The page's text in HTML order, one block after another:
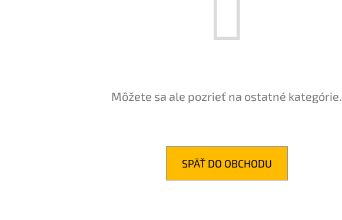
Môžete sa ale pozrieť na ostatné kategórie.
SPÄŤ DO OBCHODU
BABA SPRCHOVÝ GÉL ANTIBAKTERIÁLNY